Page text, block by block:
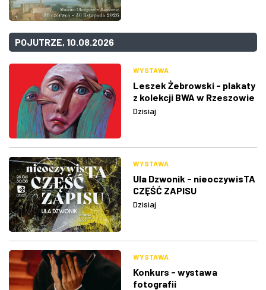
POJUTRZE, 10.08.2026
WYSTAWA
Leszek Żebrowski - plakaty
z kolekcji BWA w Rzeszowie
Dzisiaj
WYSTAWA
Ula Dzwonik - nieoczywisTA
CZĘŚĆ ZAPISU
Dzisiaj
WYSTAWA
Konkurs - wystawa
fotografii